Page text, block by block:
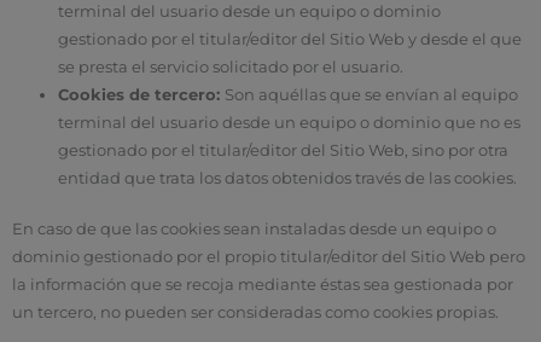
terminal del usuario desde un equipo o dominio
gestionado por el titular/editor del Sitio Web y desde el que
se presta el servicio solicitado por el usuario.
Cookies de tercero: Son aquéllas que se envían al equipo
terminal del usuario desde un equipo o dominio que no es
gestionado por el titular/editor del Sitio Web, sino por otra
entidad que trata los datos obtenidos través de las cookies.
En caso de que las cookies sean instaladas desde un equipo o
dominio gestionado por el propio titular/editor del Sitio Web pero
la información que se recoja mediante éstas sea gestionada por
un tercero, no pueden ser consideradas como cookies propias.